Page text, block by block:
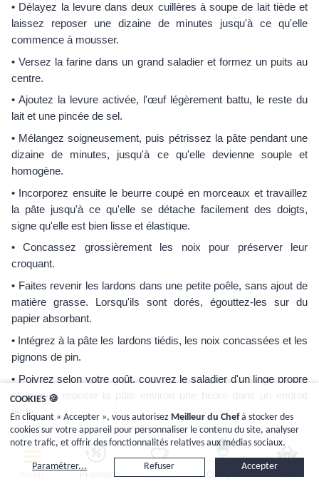
Favoris Compte Panier
• Délayez la levure dans deux cuillères à soupe de lait tiède et
laissez reposer une dizaine de minutes jusqu'à ce qu'elle
commence à mousser.
• Versez la farine dans un grand saladier et formez un puits au
centre.
• Ajoutez la levure activée, l'œuf légèrement battu, le reste du
lait et une pincée de sel.
• Mélangez soigneusement, puis pétrissez la pâte pendant une
dizaine de minutes, jusqu'à ce qu'elle devienne souple et
homogène.
• Incorporez ensuite le beurre coupé en morceaux et travaillez
la pâte jusqu'à ce qu'elle se détache facilement des doigts,
signe qu'elle est bien lisse et élastique.
• Concassez grossièrement les noix pour préserver leur
croquant.
• Faites revenir les lardons dans une petite poêle, sans ajout de
matière grasse. Lorsqu'ils sont dorés, égouttez-les sur du
papier absorbant.
• Intégrez à la pâte les lardons tiédis, les noix concassées et les
pignons de pin.
• Poivrez selon votre goût, couvrez le saladier d'un linge propre
et laissez reposer la pâte environ une heure dans un endroit
tiède.
• Beurrez généreusement lemoule à kouglof, puis versez-y la
pâte levée.
• Tapotez légèrement le moule pour bien répartir la préparation
COOKIES 🍪
En cliquant « Accepter », vous autorisez Meilleur du Chefà stocker des
cookies sur votre appareil pour personnaliser le contenu du site, analyser
notre trafic, et offrir des fonctionnalités relatives aux médias sociaux.
Accepter
Refuser
Paramétrer...